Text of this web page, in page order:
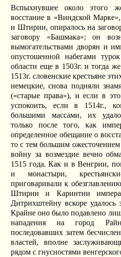
Вспыхнувшее около этого
восстание в «Виндской
и Штирии, опиралось на
заговору «Башмака»; он
вымогательствами дворян и
опустошенной набегами
области еще в 1503г. и тогда
1513г. словенские крестьяне
немецкие, снова подняли
(«старые права»), и если в
успокоить, если в 1514г.,
большими массами, их
только после того, как
определенное обещание о
то с тем большим
войну за возмездие вечно
1515 года. Как и в Венгрии,
и монастыри,
приговаривали к
Штирии и Каринтии
Дитрихштейну вскоре удалось
Крайне оно было подавлено
нападения на город
последовавших затем
властей, вполне
рядом с гнусностями